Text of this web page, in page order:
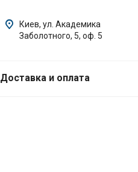
Киев, ул. Академика
Заболотного, 5, оф. 5
Доставка и оплата